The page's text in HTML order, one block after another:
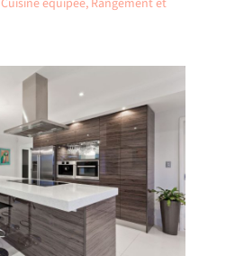
Cuisine équipée, Rangement et